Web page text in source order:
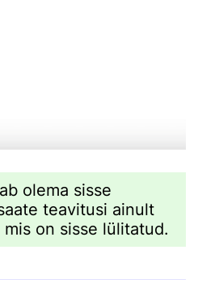
olema sisse
teavitusi ainult
on sisse lülitatud.